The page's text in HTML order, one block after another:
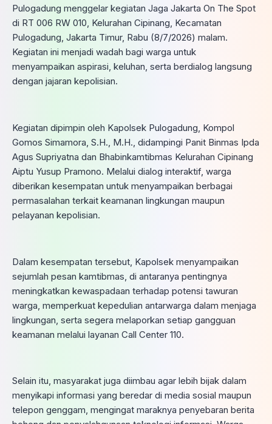
Pulogadung menggelar kegiatan Jaga Jakarta On The Spot
di RT 006 RW 010, Kelurahan Cipinang, Kecamatan
Pulogadung, Jakarta Timur, Rabu (8/7/2026) malam.
Kegiatan ini menjadi wadah bagi warga untuk
menyampaikan aspirasi, keluhan, serta berdialog langsung
dengan jajaran kepolisian.
Kegiatan dipimpin oleh Kapolsek Pulogadung, Kompol
Gomos Simamora, S.H., M.H., didampingi Panit Binmas Ipda
Agus Supriyatna dan Bhabinkamtibmas Kelurahan Cipinang
Aiptu Yusup Pramono. Melalui dialog interaktif, warga
diberikan kesempatan untuk menyampaikan berbagai
permasalahan terkait keamanan lingkungan maupun
pelayanan kepolisian.
Dalam kesempatan tersebut, Kapolsek menyampaikan
sejumlah pesan kamtibmas, di antaranya pentingnya
meningkatkan kewaspadaan terhadap potensi tawuran
warga, memperkuat kepedulian antarwarga dalam menjaga
lingkungan, serta segera melaporkan setiap gangguan
keamanan melalui layanan Call Center 110.
Selain itu, masyarakat juga diimbau agar lebih bijak dalam
menyikapi informasi yang beredar di media sosial maupun
telepon genggam, mengingat maraknya penyebaran berita